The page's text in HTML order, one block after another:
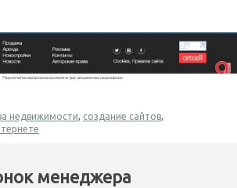
недвижимости, создание сайтов,
менеджера